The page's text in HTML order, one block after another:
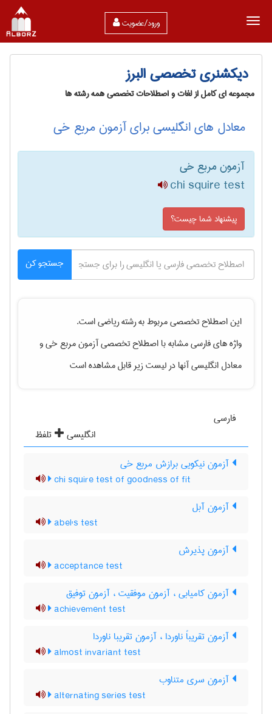
ورود/عضویت
دیکشنری تخصصی البرز
مجموعه ای کامل از لغات و اصطلاحات تخصصی همه رشته ها
معادل های انگلیسی برای آزمون مربع خی
آزمون مربع خی
chi squire test
پیشنهاد شما چیست؟
جستجو کن
این اصطلاح تخصصی مربوط به رشتهرياضیاست.
واژه های فارسی مشابه با اصطلاح تخصصیآزمون مربع خیو
معادل انگلیسی آنها در لیست زیر قابل مشاهده است
فارسی
انگلیسی
تلفظ
آزمون نیکویی برازش مربع خی
chi squire test of goodness of fit
آزمون آبل
abel's test
آزمون پذیرش
acceptance test
آزمون کامیابی ، آزمون موفقیت ، آزمون توفیق
achievement test
آزمون تقریباً ناوردا ، آزمون تقریبا ناوردا
almost invariant test
آزمون سری متناوب
alternating series test